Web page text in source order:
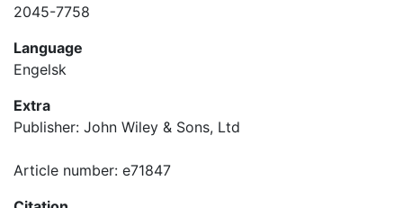
2045-7758
Language
Engelsk
Extra
Publisher: John Wiley & Sons, Ltd
Article number: e71847